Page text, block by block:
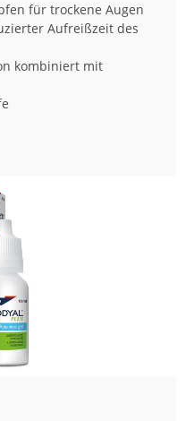
für trockene Augen
Aufreißzeit des
kombiniert mit